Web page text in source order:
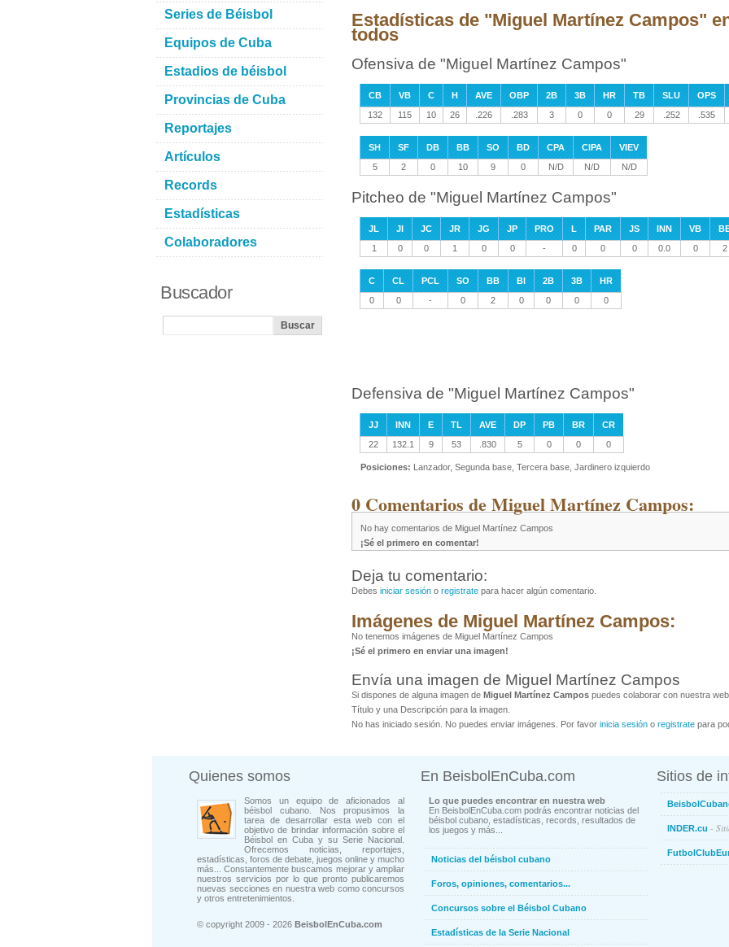
Estadísticas de "Miguel Martínez Campos"
todos
Ofensiva de "Miguel Martínez Campos"
CB VB C H AVE OBP 2B 3B HR TB SLU OPS
132
115 10 26 .226 .283 3 0 0 29 .252 .535
SH SF DB BB SO BD CPA CIPA
VIEV
5
2 0 10 9 0 N/D N/D N/D
Pitcheo de "Miguel Martínez Campos"
JL JI JC JR JG JP PRO L PAR JS INN VB
1
0 0 1 0 0 - 0 0 0 0.0 0 2
C CL PCL SO BB BI 2B 3B
HR
0
0 - 0 2 0 0 0 0
Defensiva de "Miguel Martínez Campos"
JJ INN E TL AVE DP PB BR
CR
22
132.1 9 53 .830 5 0 0 0
Posiciones: Lanzador, Segunda base, Tercera base, Jardinero izquierdo
0 Comentarios de Miguel Martínez Campos:
No hay comentarios de Miguel Martínez Campos
¡Sé el primero en comentar!
Deja tu comentario:
Debes iniciar sesión o registrate para hacer algún comentario.
Imágenes de Miguel Martínez Campos:
No tenemos imágenes de Miguel Martínez Campos
¡Sé el primero en enviar una imagen!
Envía una imagen de Miguel Martínez Campos
Si dispones de alguna imagen de Miguel Martínez Campos puedes colaborar con nuestra
Título y una Descripción para la imagen.
No has iniciado sesión. No puedes enviar imágenes. Por favor inicia sesión o registrate para
Series de Béisbol
Equipos de Cuba
Estadios de béisbol
Provincias de Cuba
Reportajes
Artículos
Records
Estadísticas
Colaboradores
Buscador
Quienes somos
Somos un equipo de aficionados al
béisbol cubano. Nos propusimos la
tarea de desarrollar esta web con el
objetivo de brindar información sobre el
Béisbol en Cuba y su Serie Nacional.
Ofrecemos noticias, reportajes,
estadísticas, foros de debate, juegos online y mucho
más... Constantemente buscamos mejorar y ampliar
nuestros servicios por lo que pronto publicaremos
nuevas secciones en nuestra web como concursos
y otros entretenimientos.
© copyright 2009 - 2026 BeisbolEnCuba.com
En BeisbolEnCuba.com
Lo que puedes encontrar en nuestra web
En BeisbolEnCuba.com podrás encontrar noticias del
béisbol cubano, estadísticas, records, resultados de
los juegos y más...
Noticias del béisbol cubano
Foros, opiniones, comentarios...
Concursos sobre el Béisbol Cubano
Estadísticas de la Serie Nacional
Sitios de
INDER.cu -